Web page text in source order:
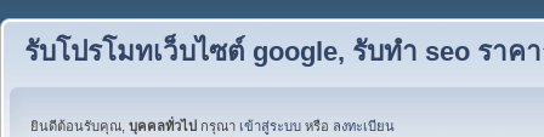
รับโปรโมทเว็บไซต์ google, รับทำ seo ราค
ยินดีต้อนรับคุณ, บุคคลทั่วไป กรุณา เข้าสู่ระบบ หรือ ลงทะเบียน